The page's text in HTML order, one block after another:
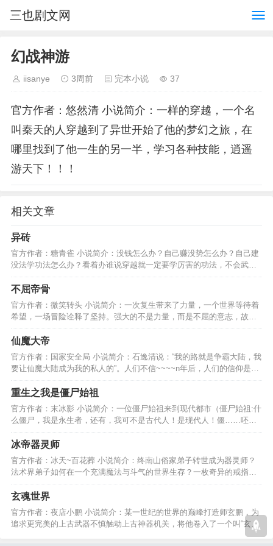
三也剧文网
幻战神游
iisanye 3周前 完本小说 37
官方作者：悠然清 小说简介：一样的穿越，一个名
叫秦天的人穿越到了异世开始了他的梦幻之旅，在
哪里找到了他一生的另一半，学习各种技能，逍遥
游天下！！！
相关文章
异砖
官方作者：糖青雀 小说简介：没钱怎么办？自己赚没势怎么办？自己建
没法学功法怎么办？看着办谁说穿越就一定要学厉害的功法，不会武功
一样可以立足于世界。…
不屈帝骨
官方作者：微笑转头 小说简介：一次复生带来了力量，一个世界等待着
希望，一场冒险诠释了坚持。强大的不是力量，而是不屈的意志，故事
开始了，你准备好了吗？…
仙魔大帝
官方作者：国家安全局 小说简介：石逸清说：“我的路就是争霸大陆，我
要让仙魔大陆成为我的私人的”。人们不信~~~~n年后，人们的信仰是什
么？－－－仙魔大帝…
重生之我是僵尸始祖
官方作者：末冰影 小说简介：一位僵尸始祖来到现代都市（僵尸始祖:什
么僵尸，我是永生者，还有，我可不是古代人！是现代人！僵……呸，
永生者也有追求的！）…
冰帝器灵师
官方作者：冰天~百花葬 小说简介：终南山俗家弟子转世成为器灵师？
法术界弟子如何在一个充满魔法与斗气的世界生存？一枚奇异的戒指，
带领他开启崭新的旅程。…
玄魂世界
官方作者：夜店小鹏 小说简介：某一世纪的世界的巅峰打造师玄鹏，为
追求更完美的上古武器不慎触动上古神器机关，将他卷入了一个叫“玄魂